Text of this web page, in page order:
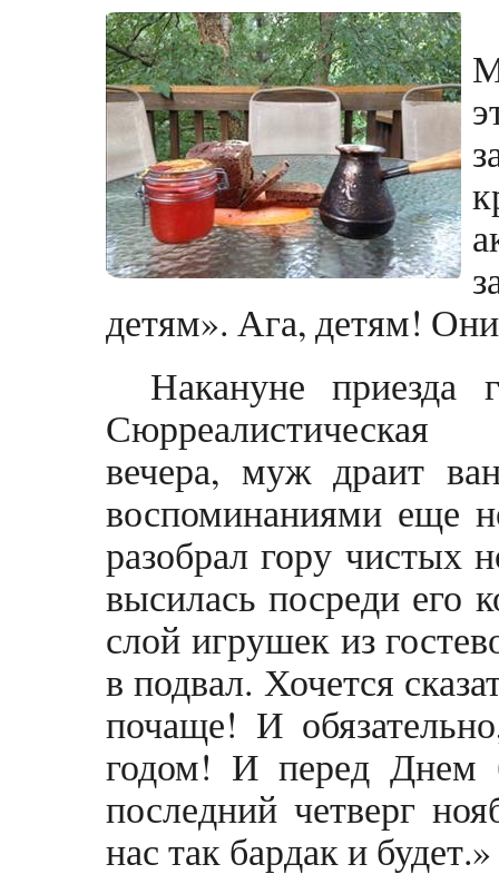
детям». Ага, детям!
Накануне приезда
Сюрреалистическая
вечера, муж драит
воспоминаниями еще
разобрал гору чистых
высилась посреди его
слой игрушек из
в подвал. Хочется
почаще! И
годом! И перед Днем
последний четверг
нас так бардак и будет.»